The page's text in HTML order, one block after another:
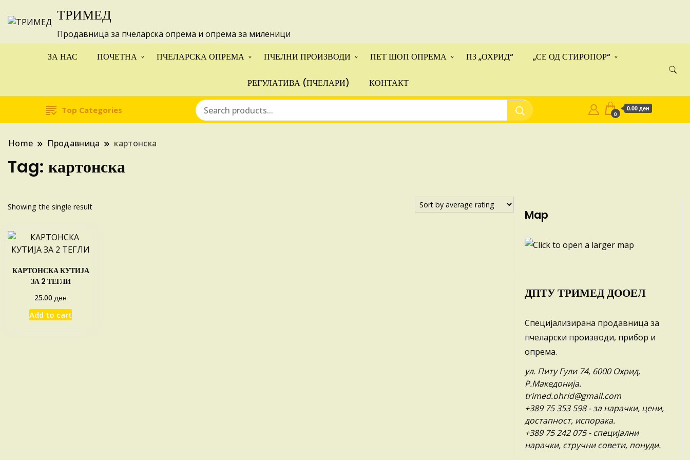
ТРИМЕД
Продавница за пчеларска опрема и опрема за миленици
ЗА НАС ПОЧЕТНА ПЧЕЛАРСКА ОПРЕМА ПЧЕЛНИ ПРОИЗВОДИ ПЕТ ШОП ОПРЕМА ПЗ „ОХРИД“ „СЕ ОД СТИРОПОР“
РЕГУЛАТИВА (ПЧЕЛАРИ) КОНТАКТ
Top Categories 0
0.00 ден
Home Продавница картонска
Tag: картонска
Showing the single result
КАРТОНСКА КУТИЈА
ЗА 2 ТЕГЛИ
25.00ден
Add to cart
Map
ДПТУ ТРИМЕД ДООЕЛ
Специјализирана продавница за
пчеларски производи, прибор и
опрема.
ул. Питу Гули 74, 6000 Охрид,
Р.Македонија.
trimed.ohrid@gmail.com
+389 75 353 598- за нарачки, цени,
достапност, испорака.
+389 75 242 075- специјални
нарачки, стручни совети, понуди.